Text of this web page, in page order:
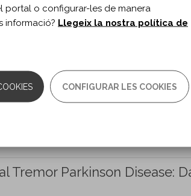
of Survival in
Tremor Parkinson Disease:
portal o configurar-les de manera
informació? Llegeix la nostra política de
CONFIGURAR LES COOKIES